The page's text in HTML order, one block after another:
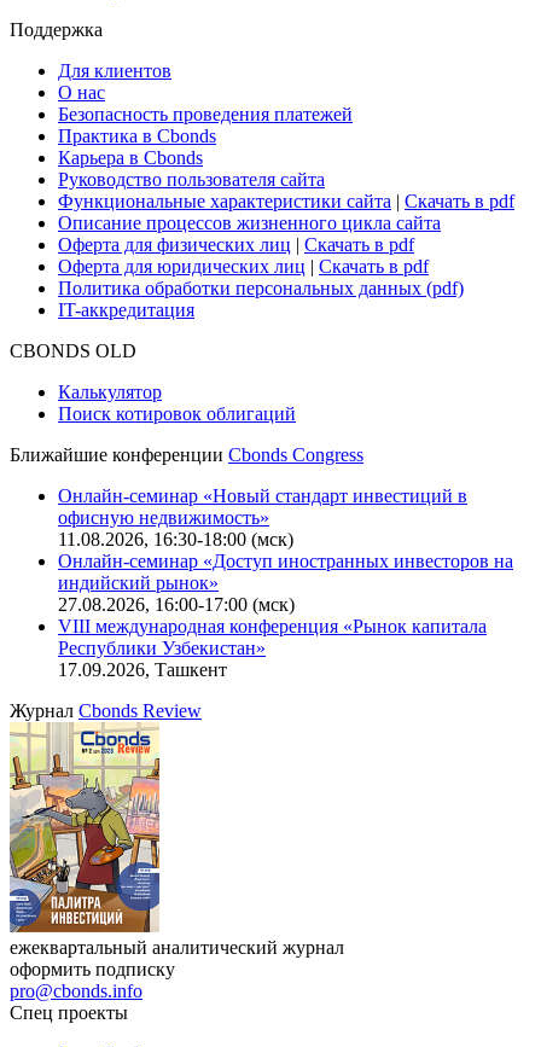
Поддержка
Для клиентов
О нас
Безопасность проведения платежей
Практика в Cbonds
Карьера в Cbonds
Руководство пользователя сайта
Функциональные характеристики сайта | Скачать в pdf
Описание процессов жизненного цикла сайта
Оферта для физических лиц | Скачать в pdf
Оферта для юридических лиц | Скачать в pdf
Политика обработки персональных данных (pdf)
IT-аккредитация
CBONDS OLD
Калькулятор
Поиск котировок облигаций
Ближайшие конференции Cbonds Congress
Онлайн-семинар «Новый стандарт инвестиций в
офисную недвижимость»
11.08.2026, 16:30-18:00 (мск)
Онлайн-семинар «Доступ иностранных инвесторов на
индийский рынок»
27.08.2026, 16:00-17:00 (мск)
VIII международная конференция «Рынок капитала
Республики Узбекистан»
17.09.2026, Ташкент
Журнал Cbonds Review
ежеквартальный аналитический журнал
оформить подписку
pro@cbonds.info
Спец проекты